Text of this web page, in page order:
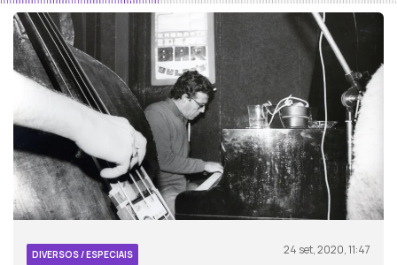
DIVERSOS / ESPECIAIS 24 set, 2020, 11:47